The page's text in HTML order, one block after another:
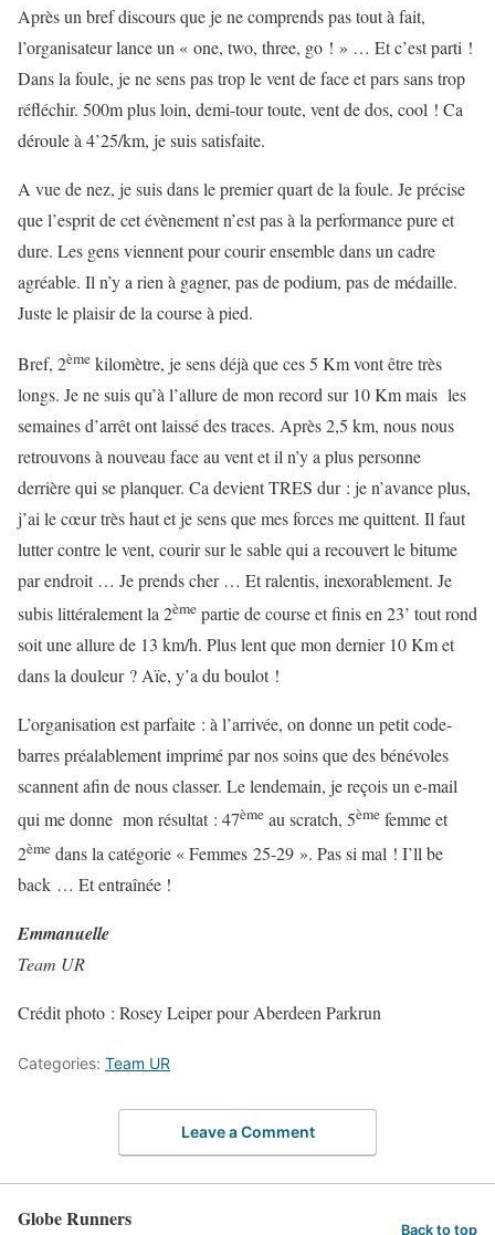
Après un bref discours que je ne comprends pas tout à fait,
l’organisateur lance un « one, two, three, go ! » … Et c’est parti !
Dans la foule, je ne sens pas trop le vent de face et pars sans trop
réfléchir. 500m plus loin, demi-tour toute, vent de dos, cool ! Ca
déroule à 4’25/km, je suis satisfaite.
A vue de nez, je suis dans le premier quart de la foule. Je précise
que l’esprit de cet évènement n’est pas à la performance pure et
dure. Les gens viennent pour courir ensemble dans un cadre
agréable. Il n’y a rien à gagner, pas de podium, pas de médaille.
Juste le plaisir de la course à pied.
Bref, 2ème kilomètre, je sens déjà que ces 5 Km vont être très
longs. Je ne suis qu’à l’allure de mon record sur 10 Km mais les
semaines d’arrêt ont laissé des traces. Après 2,5 km, nous nous
retrouvons à nouveau face au vent et il n’y a plus personne
derrière qui se planquer. Ca devient TRES dur : je n’avance plus,
j’ai le cœur très haut et je sens que mes forces me quittent. Il faut
lutter contre le vent, courir sur le sable qui a recouvert le bitume
par endroit … Je prends cher … Et ralentis, inexorablement. Je
subis littéralement la 2ème partie de course et finis en 23’ tout rond
soit une allure de 13 km/h. Plus lent que mon dernier 10 Km et
dans la douleur ? Aïe, y’a du boulot !
L’organisation est parfaite : à l’arrivée, on donne un petit code-
barres préalablement imprimé par nos soins que des bénévoles
scannent afin de nous classer. Le lendemain, je reçois un e-mail
qui me donne mon résultat : 47ème au scratch, 5ème femme et
2ème dans la catégorie « Femmes 25-29 ». Pas si mal ! I’ll be
back … Et entraînée !
Emmanuelle
Team UR
Crédit photo : Rosey Leiper pour Aberdeen Parkrun
Categories: Team UR
Leave a Comment
Globe Runners Back to top